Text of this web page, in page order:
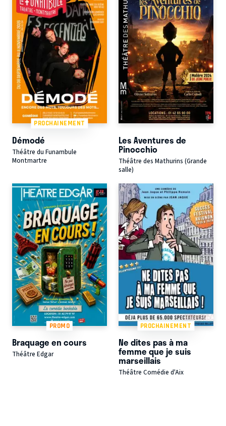
PROCHAINEMENT
Démodé
Théâtre du Funambule
Montmartre
Les Aventures de
Pinocchio
Théâtre des Mathurins (Grande
salle)
PROMO
Braquage en cours
Théâtre Edgar
PROCHAINEMENT
Ne dites pas à ma
femme que je suis
marseillais
Théâtre Comédie d'Aix